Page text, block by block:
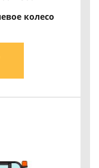
колесо